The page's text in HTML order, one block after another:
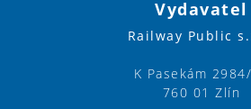
Vydavatel
Railway Public
K Pasekám
760 01 Zlín